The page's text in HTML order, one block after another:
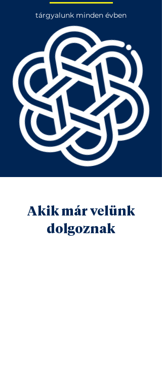
tárgyalunk minden évben
Akik már velünk
dolgoznak